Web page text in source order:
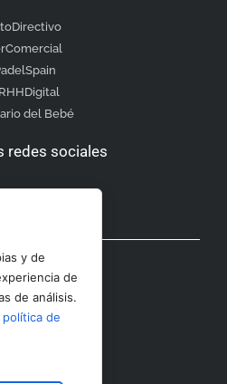
del Bebé
redes sociales
secciones
Contacto
y de
de
de análisis.
política de